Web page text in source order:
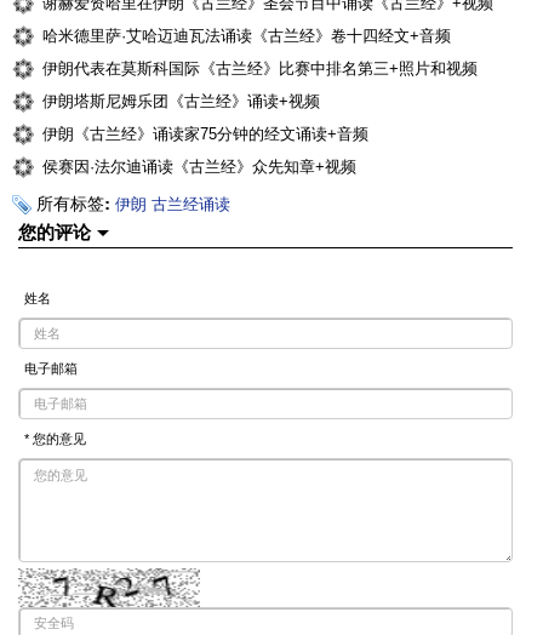
哈米德里萨·艾哈迈迪瓦法诵读《古兰经》卷十四经文+音频
伊朗代表在莫斯科国际《古兰经》比赛中排名第三+照片和视频
伊朗塔斯尼姆乐团《古兰经》诵读+视频
伊朗《古兰经》诵读家75分钟的经文诵读+音频
侯赛因·法尔迪诵读《古兰经》众先知章+视频
所有标签: 伊朗 古兰经诵读
您的评论
姓名
电子邮箱
* 您的意见